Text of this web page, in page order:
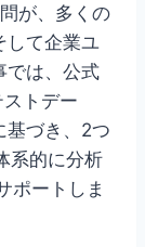
が、多くの
して企業ユ
では、公式
トデー
基づき、2つ
系的に分析
ポートしま